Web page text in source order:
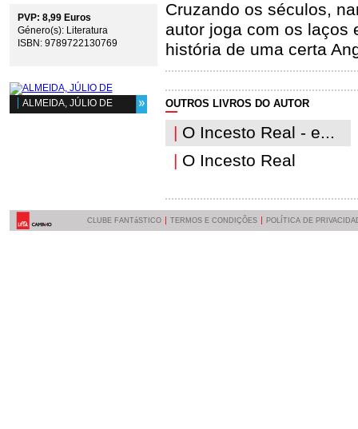
PVP: 8,99 Euros
Género(s): Literatura
ISBN: 9789722130769
ALMEIDA, JÚLIO DE
Cruzando os séculos,
autor joga com os laços
história de uma certa
OUTROS LIVROS DO AUTOR
| O Incesto Real - e...
| O Incesto Real
CLUBE FANTáSTICO TERMOS E CONDIÇÕES POLÍTICA DE